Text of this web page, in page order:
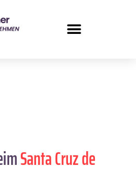
Santa Cruz de